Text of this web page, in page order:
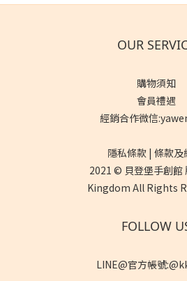
OUR
購物須知
會員禮遇
經銷合作微信
隱私條款 | 條款及
2021 © 貝登堡手創館
Kingdom All Rights
FOLLOW
LINE@官方帳號